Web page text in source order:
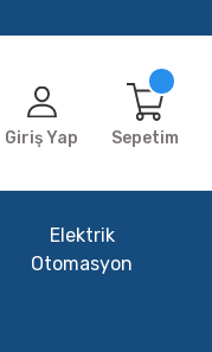
Giriş Yap Sepetim
Elektrik
Otomasyon